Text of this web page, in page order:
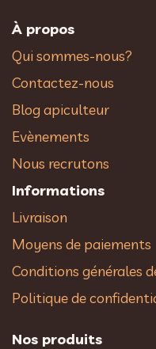
À propos
Qui sommes-nous?
Contactez-nous
Blog apiculteur
Evènements
Nous recrutons
Informations
Livraison
Moyens de paiements
Conditions générales
Politique de
Nos produits